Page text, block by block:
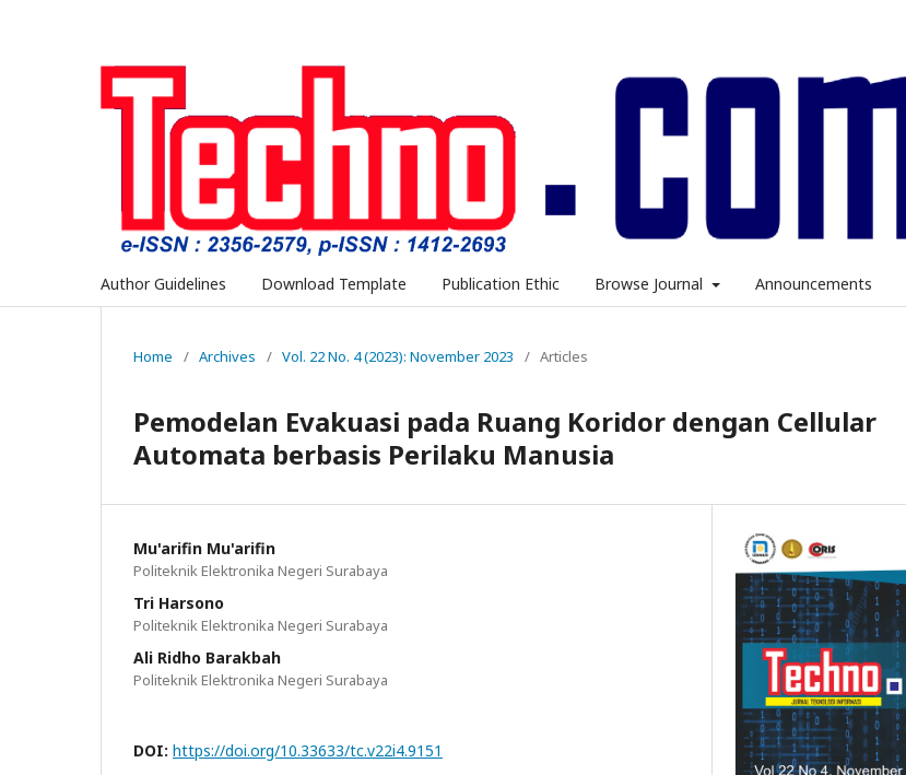
Author Guidelines Download Template Publication Ethic Browse Journal Announcements
Home / Archives / Vol. 22 No. 4 (2023): November 2023 / Articles
Pemodelan Evakuasi pada Ruang Koridor dengan Cellular
Automata berbasis Perilaku Manusia
Mu'arifin Mu'arifin
Politeknik Elektronika Negeri Surabaya
Tri Harsono
Politeknik Elektronika Negeri Surabaya
Ali Ridho Barakbah
Politeknik Elektronika Negeri Surabaya
DOI: https://doi.org/10.33633/tc.v22i4.9151